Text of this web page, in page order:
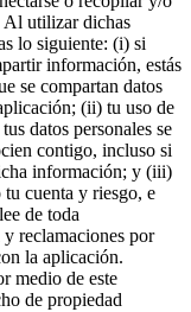
Al utilizar dichas
lo siguiente: (i) si
información, estás
se compartan datos
(ii) tu uso de
datos personales se
contigo, incluso si
información; y (iii)
cuenta y riesgo, e
de toda
reclamaciones por
la aplicación.
medio de este
de propiedad